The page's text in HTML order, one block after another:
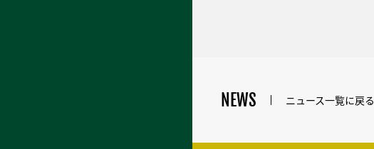
NEWS ニュース一覧に戻る